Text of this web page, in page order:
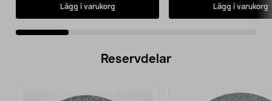
Lägg i varukorg Lägg i varukorg
Reservdelar